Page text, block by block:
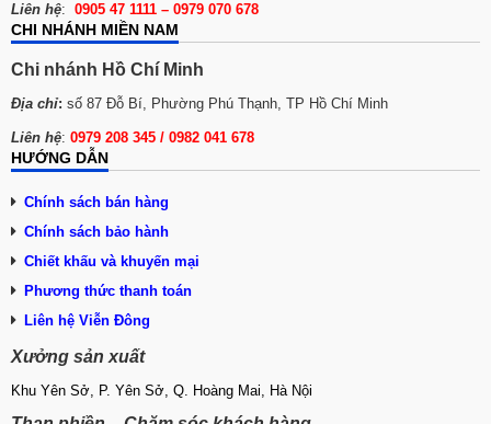
2. Máy đánh trứng công nghiệp 10L
Máy trộn bột đánh trứng B10G được nhiều tiệm bánh
lựa chọn nhờ khả năng vận hành đa năng trong cùng
Liên hệ: 0905 47 1111 – 0979 070 678
CHI NHÁNH MIỀN NAM
Chi nhánh Hồ Chí Minh
Địa chỉ: số 87 Đỗ Bí, Phường Phú Thạnh, TP Hồ Chí Minh
Liên hệ: 0979 208 345 / 0982 041 678
HƯỚNG DẪN
Chính sách bán hàng
Chính sách bảo hành
Chiết khấu và khuyến mại
Phương thức thanh toán
Liên hệ Viễn Đông
Xưởng sản xuất
Khu Yên Sở, P. Yên Sở, Q. Hoàng Mai, Hà Nội